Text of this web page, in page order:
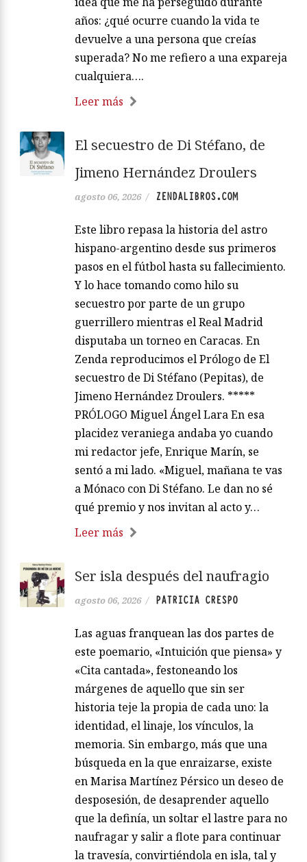
años: ¿qué ocurre cuando la vida te
devuelve a una persona que creías
superada? No me refiero a una expareja
cualquiera….
Leer más
El secuestro de Di Stéfano, de
Jimeno Hernández Droulers
agosto 06, 2026 / ZENDALIBROS.COM
Este libro repasa la historia del astro
hispano-argentino desde sus primeros
pasos en el fútbol hasta su fallecimiento.
Y lo hace tomando como hilo su
secuestro por parte de un grupo
guerrillero mientras el Real Madrid
disputaba un torneo en Caracas. En
Zenda reproducimos el Prólogo de El
secuestro de Di Stéfano (Pepitas), de
Jimeno Hernández Droulers. *****
PRÓLOGO Miguel Ángel Lara En esa
placidez veraniega andaba yo cuando
mi redactor jefe, Enrique Marín, se
sentó a mi lado. «Miguel, mañana te vas
a Mónaco con Di Stéfano. Le dan no sé
qué premio y nos invitan al acto y…
Leer más
Ser isla después del naufragio
agosto 06, 2026 / PATRICIA CRESPO
Las aguas franquean las dos partes de
este poemario, «Intuición que piensa» y
«Cita cantada», festoneando los
márgenes de aquello que sin ser
historia teje la propia de cada uno: la
identidad, el linaje, los vínculos, la
memoria. Sin embargo, más que una
búsqueda en la que enraizarse, existe
en Marisa Martínez Pérsico un deseo de
desposesión, de desaprender aquello
que la definía, un soltar el lastre para no
naufragar y salir a flote para continuar
la travesía, convirtiéndola en isla, tal y